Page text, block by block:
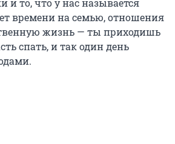
времени на семью, отношения
жизнь — ты приходишь
спать, и так один день